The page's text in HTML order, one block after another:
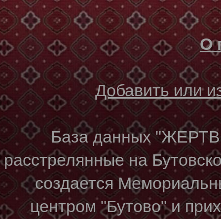
О
Добавить или
База данных
расстрелянные на
создается
центром "Бутово" и